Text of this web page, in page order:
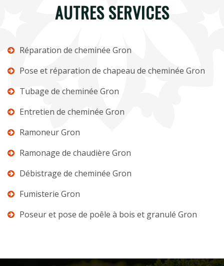
AUTRES SERVICES
Réparation de cheminée Gron
Pose et réparation de chapeau de cheminée Gron
Tubage de cheminée Gron
Entretien de cheminée Gron
Ramoneur Gron
Ramonage de chaudière Gron
Débistrage de cheminée Gron
Fumisterie Gron
Poseur et pose de poêle à bois et granulé Gron